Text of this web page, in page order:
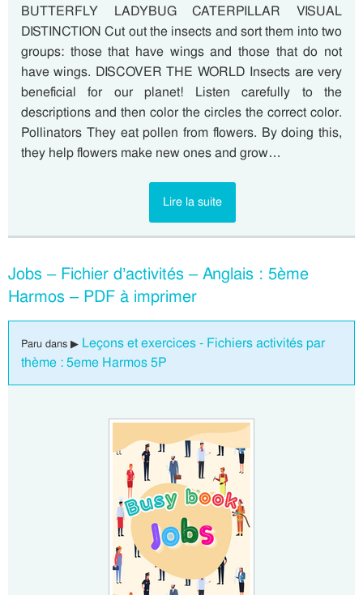
BUTTERFLY LADYBUG CATERPILLAR VISUAL
DISTINCTION Cut out the insects and sort them into two
groups: those that have wings and those that do not
have wings. DISCOVER THE WORLD Insects are very
beneficial for our planet! Listen carefully to the
descriptions and then color the circles the correct color.
Pollinators They eat pollen from flowers. By doing this,
they help flowers make new ones and grow…
Lire la suite
Jobs – Fichier d’activités – Anglais : 5ème
Harmos – PDF à imprimer
Paru dans ▶ Leçons et exercices - Fichiers activités par
thème : 5eme Harmos 5P